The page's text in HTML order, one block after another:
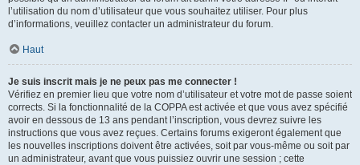
l’utilisation du nom d’utilisateur que vous souhaitez utiliser. Pour plus
d’informations, veuillez contacter un administrateur du forum.
Haut
Je suis inscrit mais je ne peux pas me connecter !
Vérifiez en premier lieu que votre nom d’utilisateur et votre mot de passe soient
corrects. Si la fonctionnalité de la COPPA est activée et que vous avez spécifié
avoir en dessous de 13 ans pendant l’inscription, vous devrez suivre les
instructions que vous avez reçues. Certains forums exigeront également que
les nouvelles inscriptions doivent être activées, soit par vous-même ou soit par
un administrateur, avant que vous puissiez ouvrir une session ; cette